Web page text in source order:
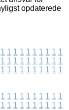
opdaterede
1 1 1 1 1 1 1 1 1 1
1 1 1 1 1 1 1 1 1 1
1 1 1 1 1 1 1 1 1 1
1 1 1 1 1 1 1 1 1 1
1 1 1 1 1 1 1 1 1 1